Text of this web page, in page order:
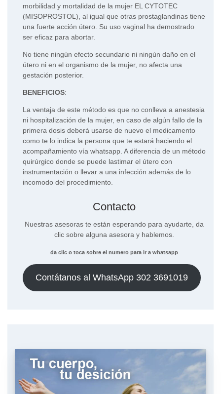
morbilidad y mortalidad de la mujer EL CYTOTEC
(MISOPROSTOL), al igual que otras prostaglandinas tiene
una fuerte acción útero. Su uso vaginal ha demostrado
ser eficaz para abortar.
No tiene ningún efecto secundario ni ningún daño en el
útero ni en el organismo de la mujer, no afecta una
gestación posterior.
BENEFICIOS:
La ventaja de este método es que no conlleva a anestesia
ni hospitalización de la mujer, en caso de algún fallo de la
primera dosis deberá usarse de nuevo el medicamento
como te lo indica la persona que te estará haciendo el
acompañamiento vía whatsapp. A diferencia de un método
quirúrgico donde se puede lastimar el útero con
instrumentación o llevar a una infección además de lo
incomodo del procedimiento.
Contacto
Nuestras asesoras te están esperando para ayudarte, da
clic sobre alguna asesora y hablemos.
da clic o toca sobre el numero para ir a whatsapp
Contátanos al WhatsApp 302 3691019